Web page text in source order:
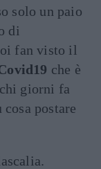
solo un paio
di
fan visto il
che è
giorni fa
postare